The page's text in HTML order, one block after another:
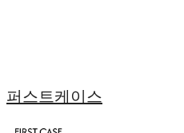
퍼스트케이스